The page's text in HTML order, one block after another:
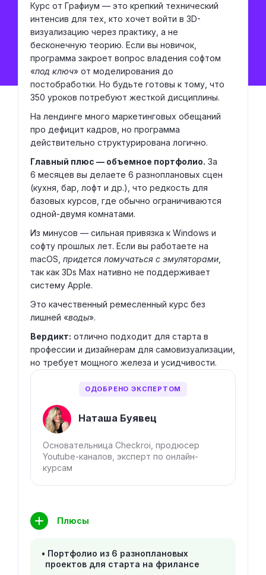
Курс от Графиум — это крепкий технический
интенсив для тех, кто хочет войти в 3D-
визуализацию через практику, а не
бесконечную теорию. Если вы новичок,
программа закроет вопрос владения софтом
«под ключ» от моделирования до
постобработки. Но будьте готовы к тому, что
350 уроков потребуют жесткой дисциплины.
На лендинге много маркетинговых обещаний
про дефицит кадров, но программа
действительно структурирована логично.
Главный плюс — объемное портфолио. За
6 месяцев вы делаете 6 разноплановых сцен
(кухня, бар, лофт и др.), что редкость для
базовых курсов, где обычно ограничиваются
одной-двумя комнатами.
Из минусов — сильная привязка к Windows и
софту прошлых лет. Если вы работаете на
macOS, придется помучаться с эмуляторами
так как 3Ds Max нативно не поддерживает
систему Apple.
Это качественный ремесленный курс без
лишней «воды».
Вердикт: отлично подходит для старта в
профессии и дизайнерам для самовизуализации,
но требует мощного железа и усидчивости.
ОДОБРЕНО ЭКСПЕРТОМ
Наташа Буявец
Основательница Checkroi, продюсер
Youtube-каналов, эксперт по онлайн-
курсам
Плюсы
Портфолио из 6 разноплановых
проектов для старта на фрилансе